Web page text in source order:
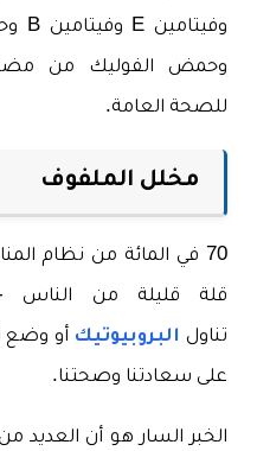
وحمض الفوليك من
للصحة العامة.
مخلل الملفوف
70 في المائة من نظام
قلة قليلة من الناس
تناول البروبيوتيك أو وضع
على سعادتنا وصحتنا.
الخبر السار هو أن العديد